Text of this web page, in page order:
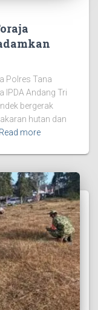
Polres Tana
IPDA Andang Tri
bergerak
hutan dan
Read more